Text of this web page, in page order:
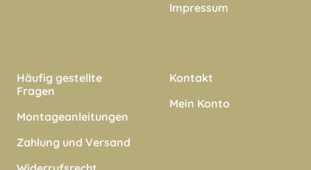
Impressum
Häufig gestellte
Fragen
Montageanleitungen
Zahlung und Versand
Kontakt
Mein Konto